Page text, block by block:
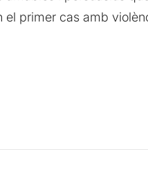
el primer cas amb